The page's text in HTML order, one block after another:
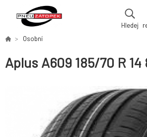
Hledej
Osobní
Aplus A609 185/70 R 14